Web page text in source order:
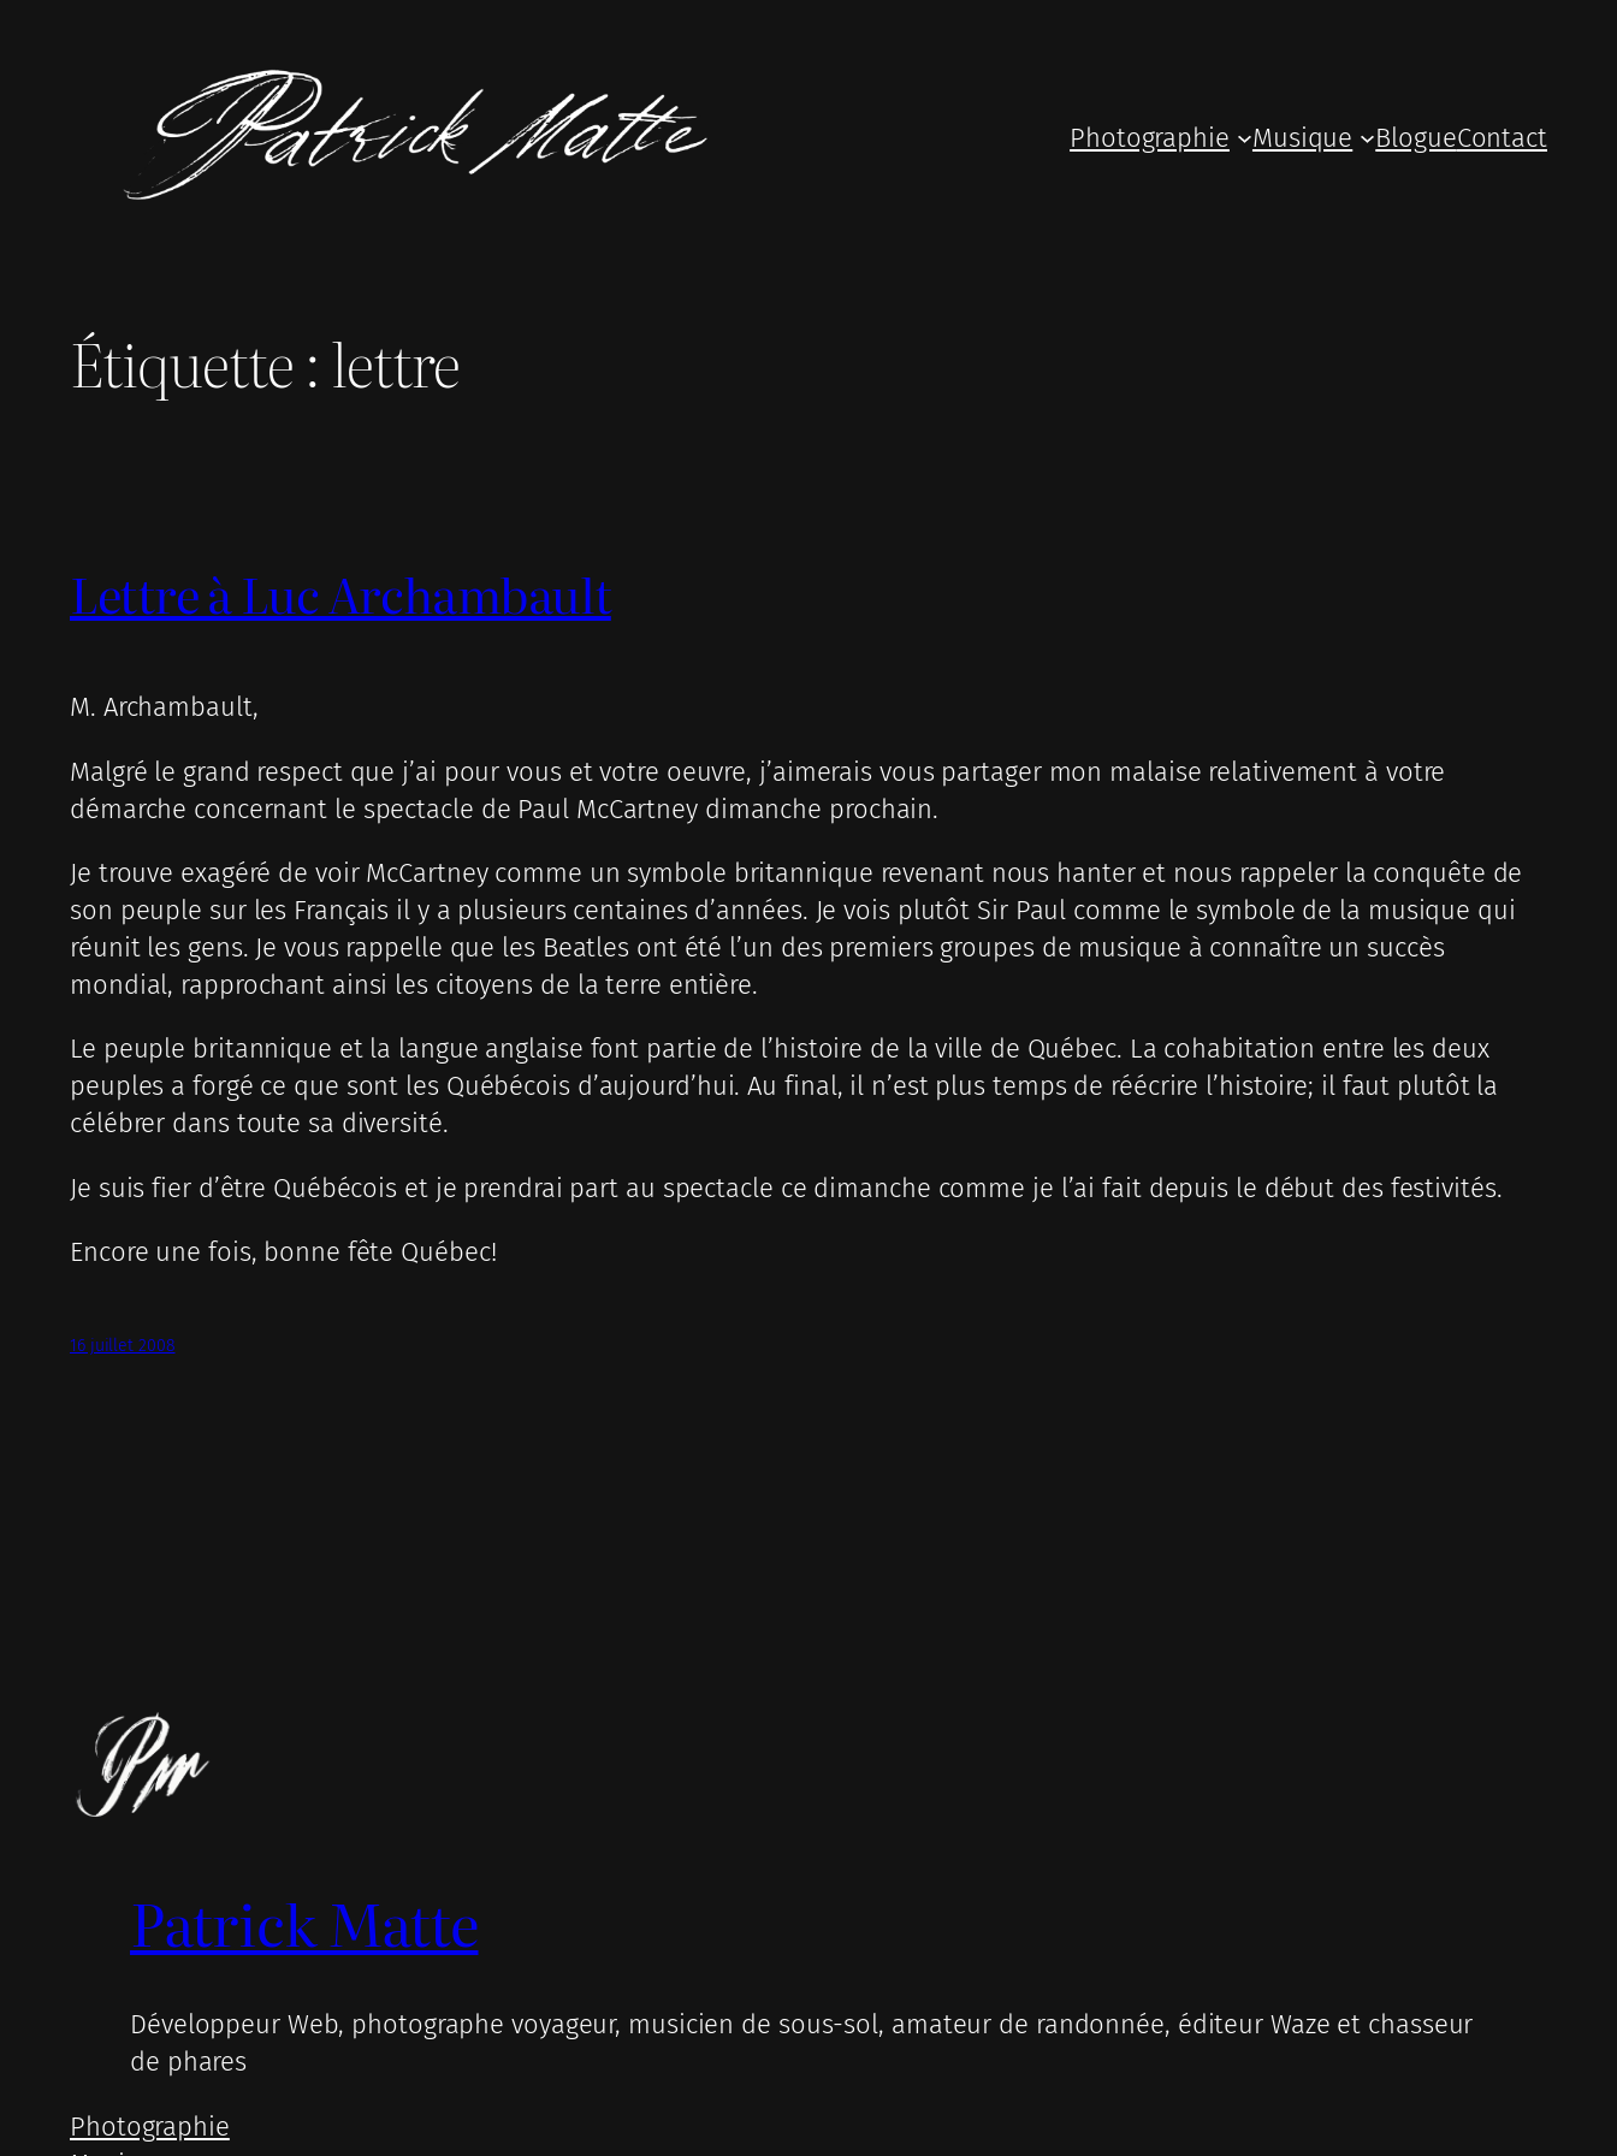
Photographie
Musique BlogueContact
Étiquette :lettre
Lettre à Luc Archambault
M. Archambault,
Malgré le grand respect que j’ai pour vous et votre oeuvre, j’aimerais vous partager mon malaise relativement à votre
démarche concernant le spectacle de Paul McCartney dimanche prochain.
Je trouve exagéré de voir McCartney comme un symbole britannique revenant nous hanter et nous rappeler la conquête de
son peuple sur les Français il y a plusieurs centaines d’années. Je vois plutôt Sir Paul comme le symbole de la musique qui
réunit les gens. Je vous rappelle que les Beatles ont été l’un des premiers groupes de musique à connaître un succès
mondial, rapprochant ainsi les citoyens de la terre entière.
Le peuple britannique et la langue anglaise font partie de l’histoire de la ville de Québec. La cohabitation entre les deux
peuples a forgé ce que sont les Québécois d’aujourd’hui. Au final, il n’est plus temps de réécrire l’histoire; il faut plutôt la
célébrer dans toute sa diversité.
Je suis fier d’être Québécois et je prendrai part au spectacle ce dimanche comme je l’ai fait depuis le début des festivités.
Encore une fois, bonne fête Québec!
16 juillet 2008
Patrick Matte
Développeur Web, photographe voyageur, musicien de sous-sol, amateur de randonnée, éditeur Waze et chasseur
de phares
Photographie